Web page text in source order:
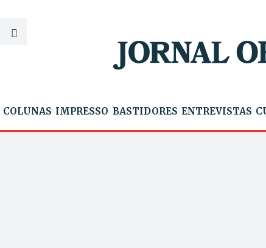
COLUNAS IMPRESSO BASTIDORES ENTREVISTAS